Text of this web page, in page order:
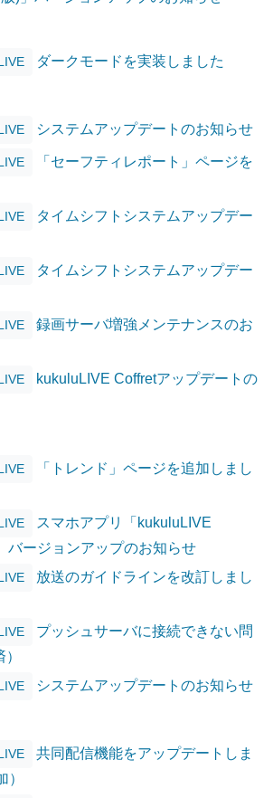
ダークモードを実装しました
システムアップデートのお知らせ
「セーフティレポート」ページを
タイムシフトシステムアップデー
タイムシフトシステムアップデー
録画サーバ増強メンテナンスのお
kukuluLIVE Coffretアップデートの
「トレンド」ページを追加しまし
スマホアプリ「kukuluLIVE
バージョンアップのお知らせ
放送のガイドラインを改訂しまし
プッシュサーバに接続できない問
システムアップデートのお知らせ
共同配信機能をアップデートしま